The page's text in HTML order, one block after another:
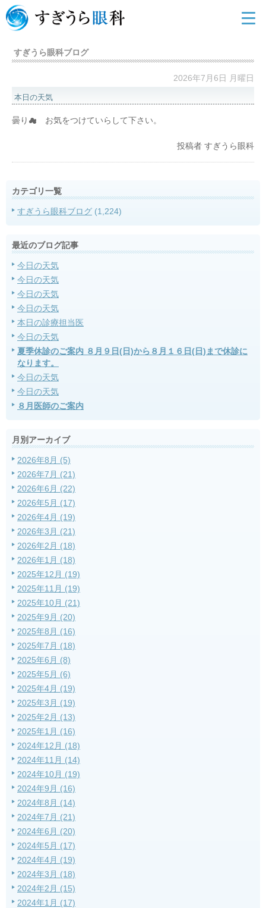
すぎうら眼科ブログ
2026年7月6日 月曜日
本日の天気
曇り☁ お気をつけていらして下さい。
投稿者 すぎうら眼科
カテゴリ一覧
すぎうら眼科ブログ (1,224)
最近のブログ記事
今日の天気
今日の天気
今日の天気
今日の天気
本日の診療担当医
今日の天気
夏季休診のご案内 ８月９日(日)から８月１６日(日)まで休診に
なります。
今日の天気
今日の天気
８月医師のご案内
月別アーカイブ
2026年8月 (5)
2026年7月 (21)
2026年6月 (22)
2026年5月 (17)
2026年4月 (19)
2026年3月 (21)
2026年2月 (18)
2026年1月 (18)
2025年12月 (19)
2025年11月 (19)
2025年10月 (21)
2025年9月 (20)
2025年8月 (16)
2025年7月 (18)
2025年6月 (8)
2025年5月 (6)
2025年4月 (19)
2025年3月 (19)
2025年2月 (13)
2025年1月 (16)
2024年12月 (18)
2024年11月 (14)
2024年10月 (19)
2024年9月 (16)
2024年8月 (14)
2024年7月 (21)
2024年6月 (20)
2024年5月 (17)
2024年4月 (19)
2024年3月 (18)
2024年2月 (15)
2024年1月 (17)